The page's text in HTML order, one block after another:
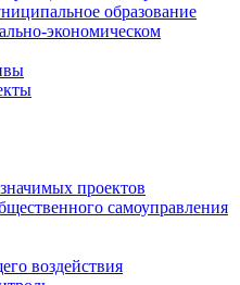
образование
экономическом
проектов
самоуправления
воздействия